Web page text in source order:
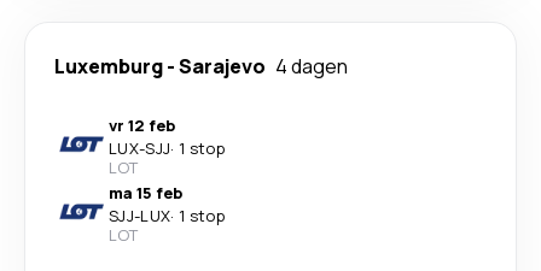
Luxemburg-Sarajevo 4 dagen
vr 12 feb
LUX-SJJ· 1 stop
LOT
ma 15 feb
SJJ-LUX· 1 stop
LOT